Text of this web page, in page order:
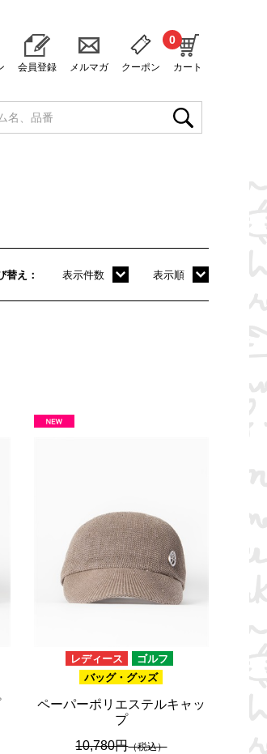
会員登録 メルマガ クーポン カート
0
替え 表示件数 表示順
レディース
ゴルフ
バッグ・グッズ
ペーパーポリエステルキャッ
プ
10,780円（税込）